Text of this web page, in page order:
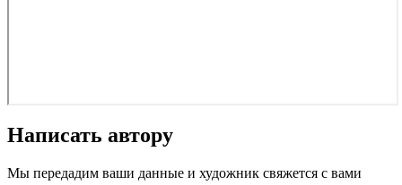
Написать автору
Мы передадим ваши данные и художник свяжется с вами